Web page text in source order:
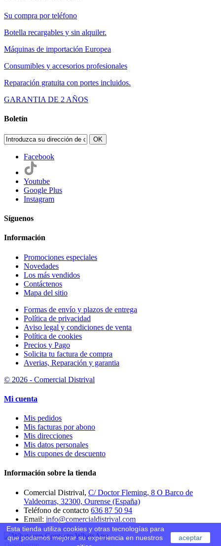
Su compra por teléfono
Botella recargables y sin alquiler.
Máquinas de importación Europea
Consumibles y accesorios profesionales
Reparación gratuita con portes incluidos.
GARANTIA DE 2 AÑOS
Boletín
OK
Facebook
Youtube
Google Plus
Instagram
Síguenos
Información
Promociones especiales
Novedades
Los más vendidos
Contáctenos
Mapa del sitio
Formas de envío y plazos de entrega
Política de privacidad
Aviso legal y condiciones de venta
Política de cookies
Precios y Pago
Solicita tu factura de compra
Averias, Reparación y garantia
© 2026 - Comercial Distrival
Mi cuenta
Mis pedidos
Mis facturas por abono
Mis direcciones
Mis datos personales
Mis cupones de descuento
Información sobre la tienda
Comercial Distrival, C/ Doctor Fleming, 8 O Barco de
Valdeorras, 32300, Ourense (España)
Teléfono de contacto 636 87 50 94
Email: info@comercialdistrival.com
Esta tienda utiliza cookies y otras tecnologías para
que podamos mejorar su experiencia en nuestros
aceptar
Contacto WhatsApp